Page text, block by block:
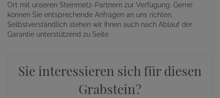
Ort mit unseren Steinmetz-Partnern zur Verfügung. Gerne
können Sie entsprechende Anfragen an uns richten.
Selbstverständlich stehen wir Ihnen auch nach Ablauf der
Garantie unterstützend zu Seite.
Sie interessieren sich für diesen
Grabstein?